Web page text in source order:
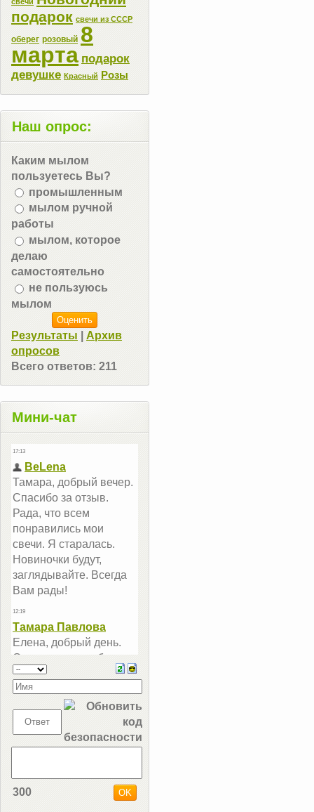
подарок свечи из СССР
оберег розовый 8
марта подарок
девушке Красный Розы
Наш опрос:
Каким мылом
пользуетесь Вы?
промышленным
мылом ручной
работы
мылом, которое
делаю
самостоятельно
не пользуюсь
мылом
Результаты
Архив
опросов
Всего ответов: 211
Мини-чат
300